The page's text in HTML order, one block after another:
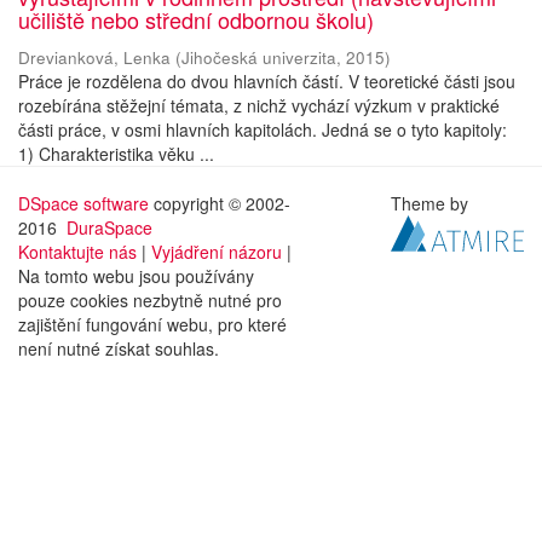
učiliště nebo střední odbornou školu)
Drevianková, Lenka (Jihočeská univerzita, 2015)
Práce je rozdělena do dvou hlavních částí. V teoretické části jsou
rozebírána stěžejní témata, z nichž vychází výzkum v praktické
části práce, v osmi hlavních kapitolách. Jedná se o tyto kapitoly:
1) Charakteristika věku ...
DSpace software copyright © 2002-
2016 DuraSpace
Kontaktujte nás | Vyjádření názoru |
Na tomto webu jsou používány
pouze cookies nezbytně nutné pro
zajištění fungování webu, pro které
není nutné získat souhlas.
Theme by